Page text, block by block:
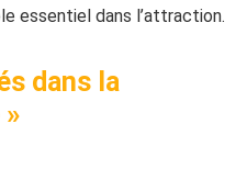
essentiel dans l’attraction.
dans la